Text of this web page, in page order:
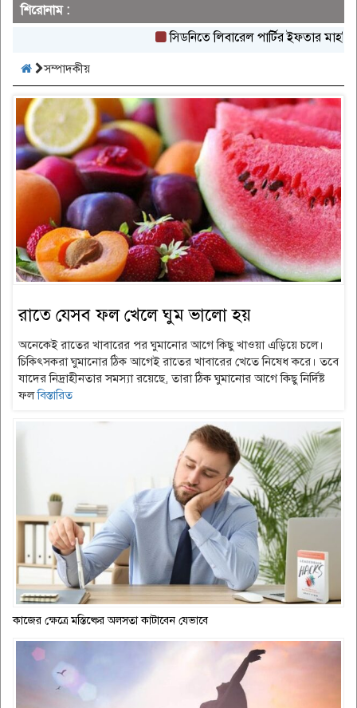
শিরোনাম :
সিডনিতে লিবারেল পার্টির ইফতার মাহফিল
সম্পাদকীয়
রাতে যেসব ফল খেলে ঘুম ভালো হয়
অনেকেই রাতের খাবারের পর ঘুমানোর আগে কিছু খাওয়া এড়িয়ে চলে।
চিকিৎসকরা ঘুমানোর ঠিক আগেই রাতের খাবারের খেতে নিষেধ করে। তবে
যাদের নিদ্রাহীনতার সমস্যা রয়েছে, তারা ঠিক ঘুমানোর আগে কিছু নির্দিষ্ট
ফলবিস্তারিত
কাজের ক্ষেত্রে মস্তিষ্কের অলসতা কাটাবেন যেভাবে